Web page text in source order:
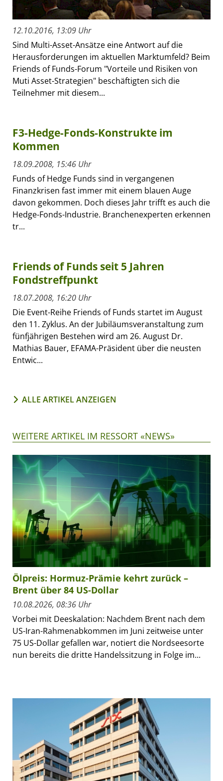
12.10.2016, 13:09 Uhr
Sind Multi-Asset-Ansätze eine Antwort auf die
Herausforderungen im aktuellen Marktumfeld? Beim
Friends of Funds-Forum "Vorteile und Risiken von
Muti Asset-Strategien" beschäftigten sich die
Teilnehmer mit diesem...
F3-Hedge-Fonds-Konstrukte im
Kommen
18.09.2008, 15:46 Uhr
Funds of Hedge Funds sind in vergangenen
Finanzkrisen fast immer mit einem blauen Auge
davon gekommen. Doch dieses Jahr trifft es auch die
Hedge-Fonds-Industrie. Branchenexperten erkennen
tr...
Friends of Funds seit 5 Jahren
Fondstreffpunkt
18.07.2008, 16:20 Uhr
Die Event-Reihe Friends of Funds startet im August
den 11. Zyklus. An der Jubiläumsveranstaltung zum
fünfjährigen Bestehen wird am 26. August Dr.
Mathias Bauer, EFAMA-Präsident über die neusten
Entwic...
ALLE ARTIKEL ANZEIGEN
WEITERE ARTIKEL IM RESSORT «NEWS»
Ölpreis: Hormuz-Prämie kehrt zurück –
Brent über 84 US-Dollar
10.08.2026, 08:36 Uhr
Vorbei mit Deeskalation: Nachdem Brent nach dem
US-Iran-Rahmenabkommen im Juni zeitweise unter
75 US-Dollar gefallen war, notiert die Nordseesorte
nun bereits die dritte Handelssitzung in Folge im...